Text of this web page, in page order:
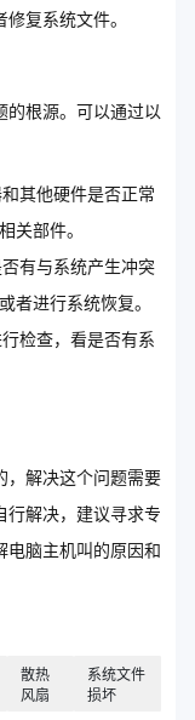
复系统文件。
的根源。可以通过以
其他硬件是否正常
关部件。
有与系统产生冲突
者进行系统恢复。
检查，看是否有系
，解决这个问题需要
行解决，建议寻求专
电脑主机叫的原因和
散热
风扇
系统文件
损坏